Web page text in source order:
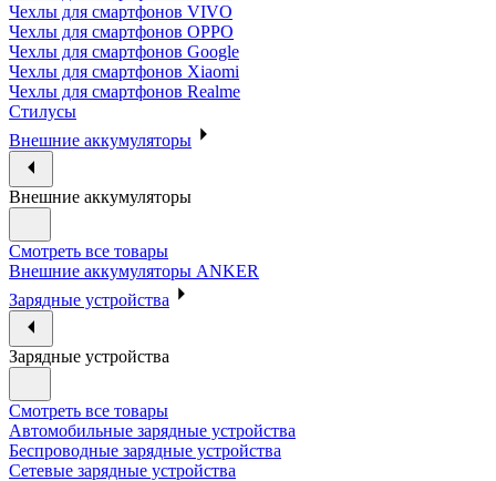
Чехлы для смартфонов VIVO
Чехлы для смартфонов OPPO
Чехлы для смартфонов Google
Чехлы для смартфонов Xiaomi
Чехлы для смартфонов Realme
Стилусы
Внешние аккумуляторы
Внешние аккумуляторы
Смотреть все товары
Внешние аккумуляторы ANKER
Зарядные устройства
Зарядные устройства
Смотреть все товары
Автомобильные зарядные устройства
Беспроводные зарядные устройства
Сетевые зарядные устройства